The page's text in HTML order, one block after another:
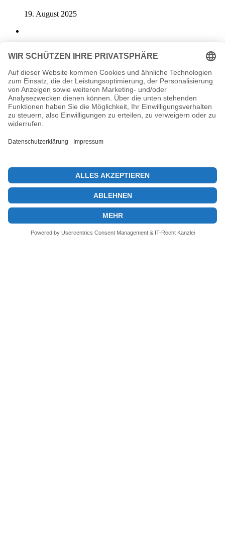
19. August 2025
Altseason: 3 Schlüsselsignale für den Krypto-
Markt
4. Mai 2025
Previous post
DeFi Development Corp. Solana plant 1 Milliarde Dollar
© 2026 KryptoInsights.de
ImpressumDatenschutz